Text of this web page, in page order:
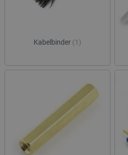
Kabelbinder (1)